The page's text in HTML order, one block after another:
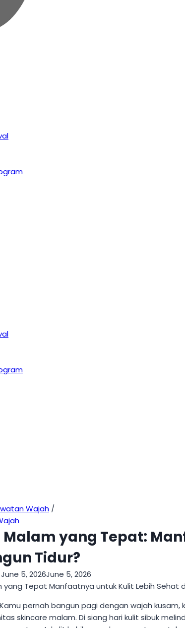
Wajah /
Malam yang Tepat:
Tidur?
June 5, 2026June 5, 2026
pernah bangun pagi dengan wajah
skincare malam. Di siang hari kulit sibuk